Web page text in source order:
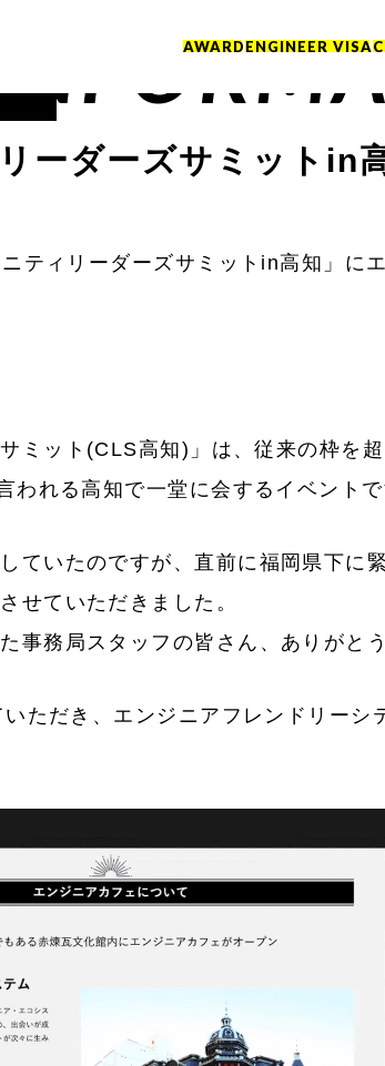
AWARDENGINEER VISA
ーダーズサミットin
ティリーダーズサミットin高知」に
ミット(CLS高知)」は、従来の枠を
われる高知で一堂に会するイベントで
ていたのですが、直前に福岡県下に
せていただきました。
事務局スタッフの皆さん、ありがと
ただき、エンジニアフレンドリーシ